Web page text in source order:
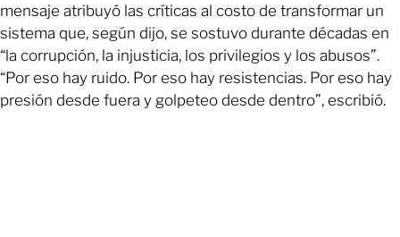
mensaje atribuyó las críticas al costo de transformar un
sistema que, según dijo, se sostuvo durante décadas en
“la corrupción, la injusticia, los privilegios y los abusos”.
“Por eso hay ruido. Por eso hay resistencias. Por eso hay
presión desde fuera y golpeteo desde dentro”, escribió.